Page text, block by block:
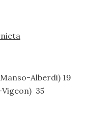
Alberdi) 19
Vigeon) 35